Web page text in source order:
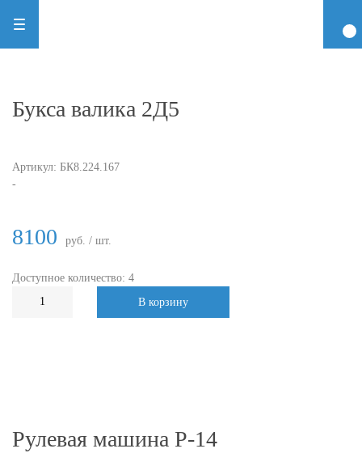
Букса валика 2Д5
Артикул: БК8.224.167
-
8100 руб. / шт.
Доступное количество: 4
В корзину
Рулевая машина Р-14